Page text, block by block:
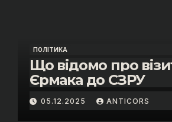
ПОЛІТИКА
Що відомо про
Єрмака до СЗРУ
05.12.2025 ANTICORS